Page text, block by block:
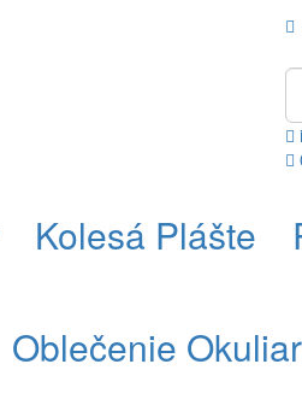
Kolesá Plášte
Oblečenie